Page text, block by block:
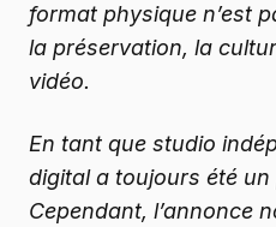
format physique n’est
la préservation, la
vidéo.
En tant que studio
digital a toujours été
Cependant, l’annonce